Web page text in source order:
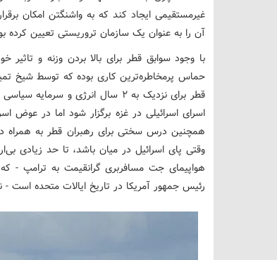
آن را به عنوان یک سازمان تروریستی تعیین کرده
با وجود سوابق قطر برای بالا بردن وزنه و تاثیر
قطر برای نزدیک به ۲ سال انرژی
اسرای اسرائیلی در غزه برگزار شود اما در عوض
همچنین درس سختی برای رهبران قطر به همراه
وقتی پای اسرائیل در میان باشد، تا حد
هواپیمای جت مسافربری گرانقیمت به ترامپ -
رئیس جمهور آمریکا در تاریخ ایالات متحده است -